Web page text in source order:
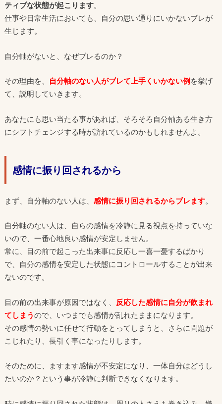
ティブな状態が起こります。
仕事や日常生活においても、自分の思い通りにいかないブレが
生じます。
自分軸がないと、なぜブレるのか？
その理由を、 自分軸のない人がブレて上手くいかない例を挙げ
て、説明していきます。
あなたにも思い当たる事があれば、そろそろ自分軸ある生き方
にシフトチェンジする時が訪れているのかもしれませんよ。
感情に振り回されるから
まず、自分軸のない人は、 感情に振り回されるからブレます。
自分軸のない人は、自らの感情を冷静に見る視点を持っていな
いので、一番心地良い感情が安定しません。
常に、目の前で起こった出来事に反応し一喜一憂するばかり
で、自分の感情を安定した状態にコントロールすることが出来
ないのです。
目の前の出来事が原因ではなく、
反応した感情に自分が飲まれ
てしまうので、いつまでも感情が乱れたままになります。
その感情の勢いに任せて行動をとってしまうと、さらに問題が
こじれたり、長引く事になったりします。
そのために、ますます感情が不安定になり、一体自分はどうし
たいのか？という事が冷静に判断できなくなります。